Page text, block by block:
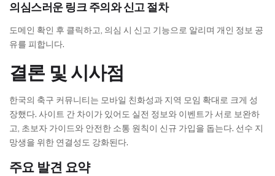
의심스러운 링크 주의와 신고 절차
도메인 확인 후 클릭하고, 의심 시 신고 기능으로 알리며 개인 정보 공
유를 피합니다.
결론 및 시사점
한국의 축구 커뮤니티는 모바일 친화성과 지역 모임 확대로 크게 성
장했다. 사이트 간 차이가 있어도 실전 정보와 이벤트가 서로 보완하
고, 초보자 가이드와 안전한 소통 원칙이 신규 가입을 돕는다. 선수 지
망생을 위한 연결성도 강화된다.
주요 발견 요약